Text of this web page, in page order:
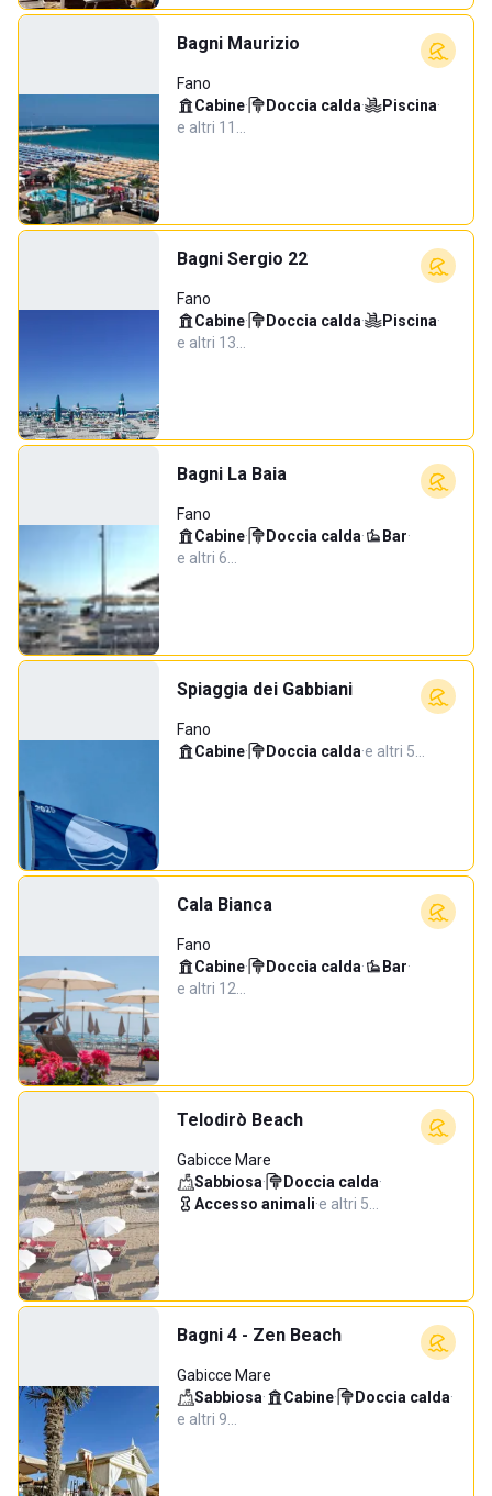
Bagni Maurizio
Fano
Cabine· Doccia calda· Piscina·
e altri 11…
Bagni Sergio 22
Fano
Cabine· Doccia calda· Piscina·
e altri 13…
Bagni La Baia
Fano
Cabine· Doccia calda· Bar·
e altri 6…
Spiaggia dei Gabbiani
Fano
Cabine· Doccia calda·e altri 5…
Cala Bianca
Fano
Cabine· Doccia calda· Bar·
e altri 12…
Telodirò Beach
Gabicce Mare
Sabbiosa· Doccia calda·
Accesso animali·e altri 5…
Bagni 4 - Zen Beach
Gabicce Mare
Sabbiosa· Cabine· Doccia calda·
e altri 9…